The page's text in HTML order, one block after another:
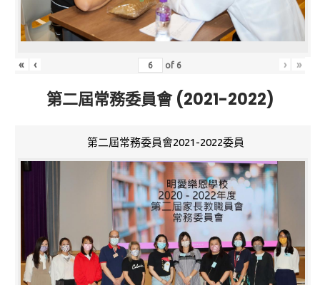
« ‹ of 6 › »
第二屆常務委員會 (2021-2022)
第二屆常務委員會2021-2022委員